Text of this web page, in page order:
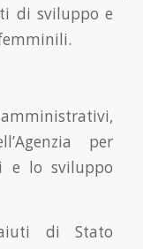
di sviluppo e
per
e lo sviluppo
di Stato